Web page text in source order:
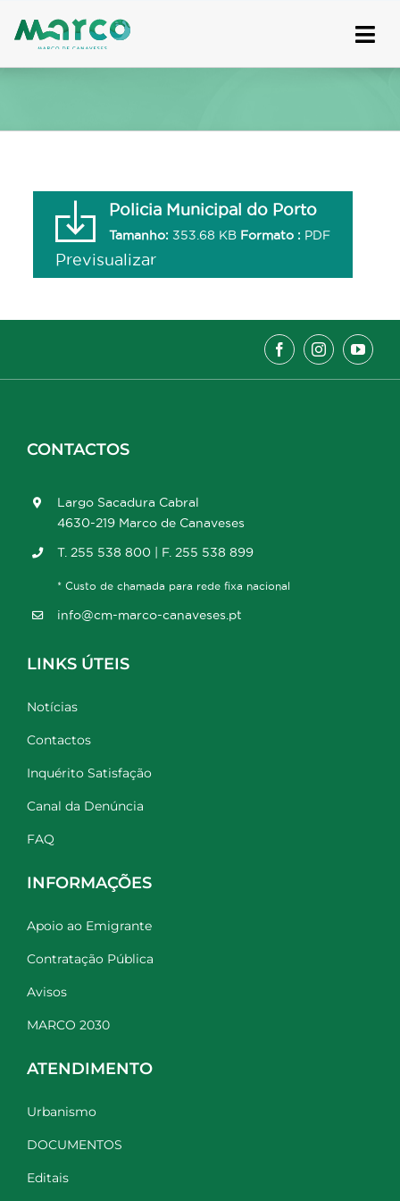
to
Policia Municipal do Porto
Tamanho: 353.68 KB Formato : PDF
Previsualizar
CONTACTOS
Largo Sacadura Cabral
4630-219 Marco de Canaveses
T. 255 538 800 | F. 255 538 899
* Custo de chamada para rede fixa nacional
info@cm-marco-canaveses.pt
LINKS ÚTEIS
Notícias
Contactos
Inquérito Satisfação
Canal da Denúncia
FAQ
INFORMAÇÕES
Apoio ao Emigrante
Contratação Pública
Avisos
MARCO 2030
ATENDIMENTO
Urbanismo
DOCUMENTOS
Editais